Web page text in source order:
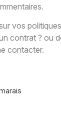
vos
contrat ? ou
contacter.